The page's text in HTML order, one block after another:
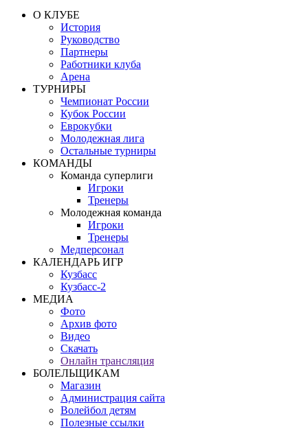
О КЛУБЕ
История
Руководство
Партнеры
Работники клуба
Арена
ТУРНИРЫ
Чемпионат России
Кубок России
Еврокубки
Молодежная лига
Остальные турниры
КОМАНДЫ
Команда суперлиги
Игроки
Тренеры
Молодежная команда
Игроки
Тренеры
Медперсонал
КАЛЕНДАРЬ ИГР
Кузбасс
Кузбасс-2
МЕДИА
Фото
Архив фото
Видео
Скачать
Онлайн трансляция
БОЛЕЛЬЩИКАМ
Магазин
Администрация сайта
Волейбол детям
Полезные ссылки